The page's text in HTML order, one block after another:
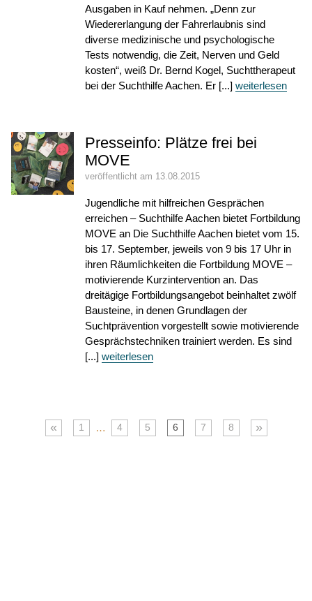
Ausgaben in Kauf nehmen. „Denn zur
Wiedererlangung der Fahrerlaubnis sind
diverse medizinische und psychologische
Tests notwendig, die Zeit, Nerven und Geld
kosten“, weiß Dr. Bernd Kogel, Suchttherapeut
bei der Suchthilfe Aachen. Er [...] weiterlesen
Presseinfo: Plätze frei bei
MOVE
veröffentlicht am 13.08.2015
Jugendliche mit hilfreichen Gesprächen
erreichen – Suchthilfe Aachen bietet Fortbildung
MOVE an Die Suchthilfe Aachen bietet vom 15.
bis 17. September, jeweils von 9 bis 17 Uhr in
ihren Räumlichkeiten die Fortbildung MOVE –
motivierende Kurzintervention an. Das
dreitägige Fortbildungsangebot beinhaltet zwölf
Bausteine, in denen Grundlagen der
Suchtprävention vorgestellt sowie motivierende
Gesprächstechniken trainiert werden. Es sind
[...] weiterlesen
« 1 … 4 5 6 7 8 »